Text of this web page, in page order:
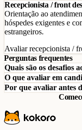
Recepcionista / front
Orientação ao
hóspedes exigentes e
estrangeiros.
Avaliar recepcionista /
Perguntas frequentes
Quais são os desafios
O que avaliar em
Por que avaliar antes